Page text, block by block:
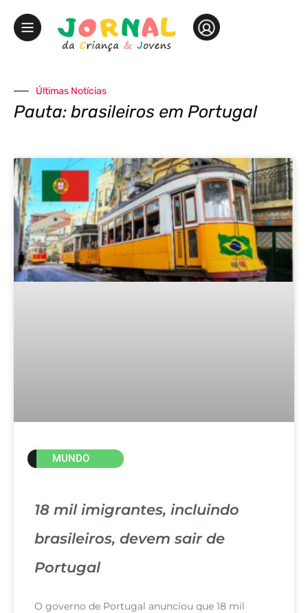
Últimas Notícias
Pauta: brasileiros em Portugal
MUNDO
18 mil imigrantes, incluindo
brasileiros, devem sair de
Portugal
O governo de Portugal anunciou que 18 mil